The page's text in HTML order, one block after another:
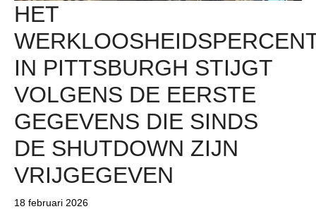
HET
IN PITTSBURGH STIJGT
VOLGENS DE EERSTE
GEGEVENS DIE SINDS
DE SHUTDOWN ZIJN
VRIJGEGEVEN
18 februari 2026